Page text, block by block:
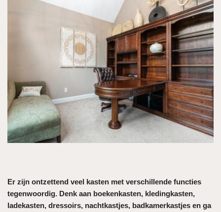
Er zijn ontzettend veel kasten met verschillende functies
tegenwoordig. Denk aan boekenkasten, kledingkasten,
ladekasten, dressoirs, nachtkastjes, badkamerkastjes en ga